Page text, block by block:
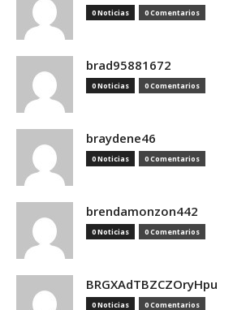
0 Noticias 0 Comentarios
brad95881672
0 Noticias 0 Comentarios
braydene46
0 Noticias 0 Comentarios
brendamonzon442
0 Noticias 0 Comentarios
BRGXAdTBZCZOryHpu
0 Noticias 0 Comentarios